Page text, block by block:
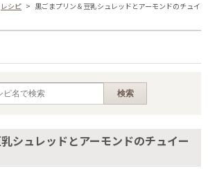
レシピ
黒ごまプリン＆豆乳シュレッドとアーモンドのチュイ
シュレッドとアーモンドのチュイー